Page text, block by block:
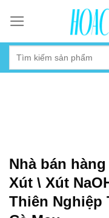
content
Nhà bán
Xút \ Xút
Thiên Nghiệp